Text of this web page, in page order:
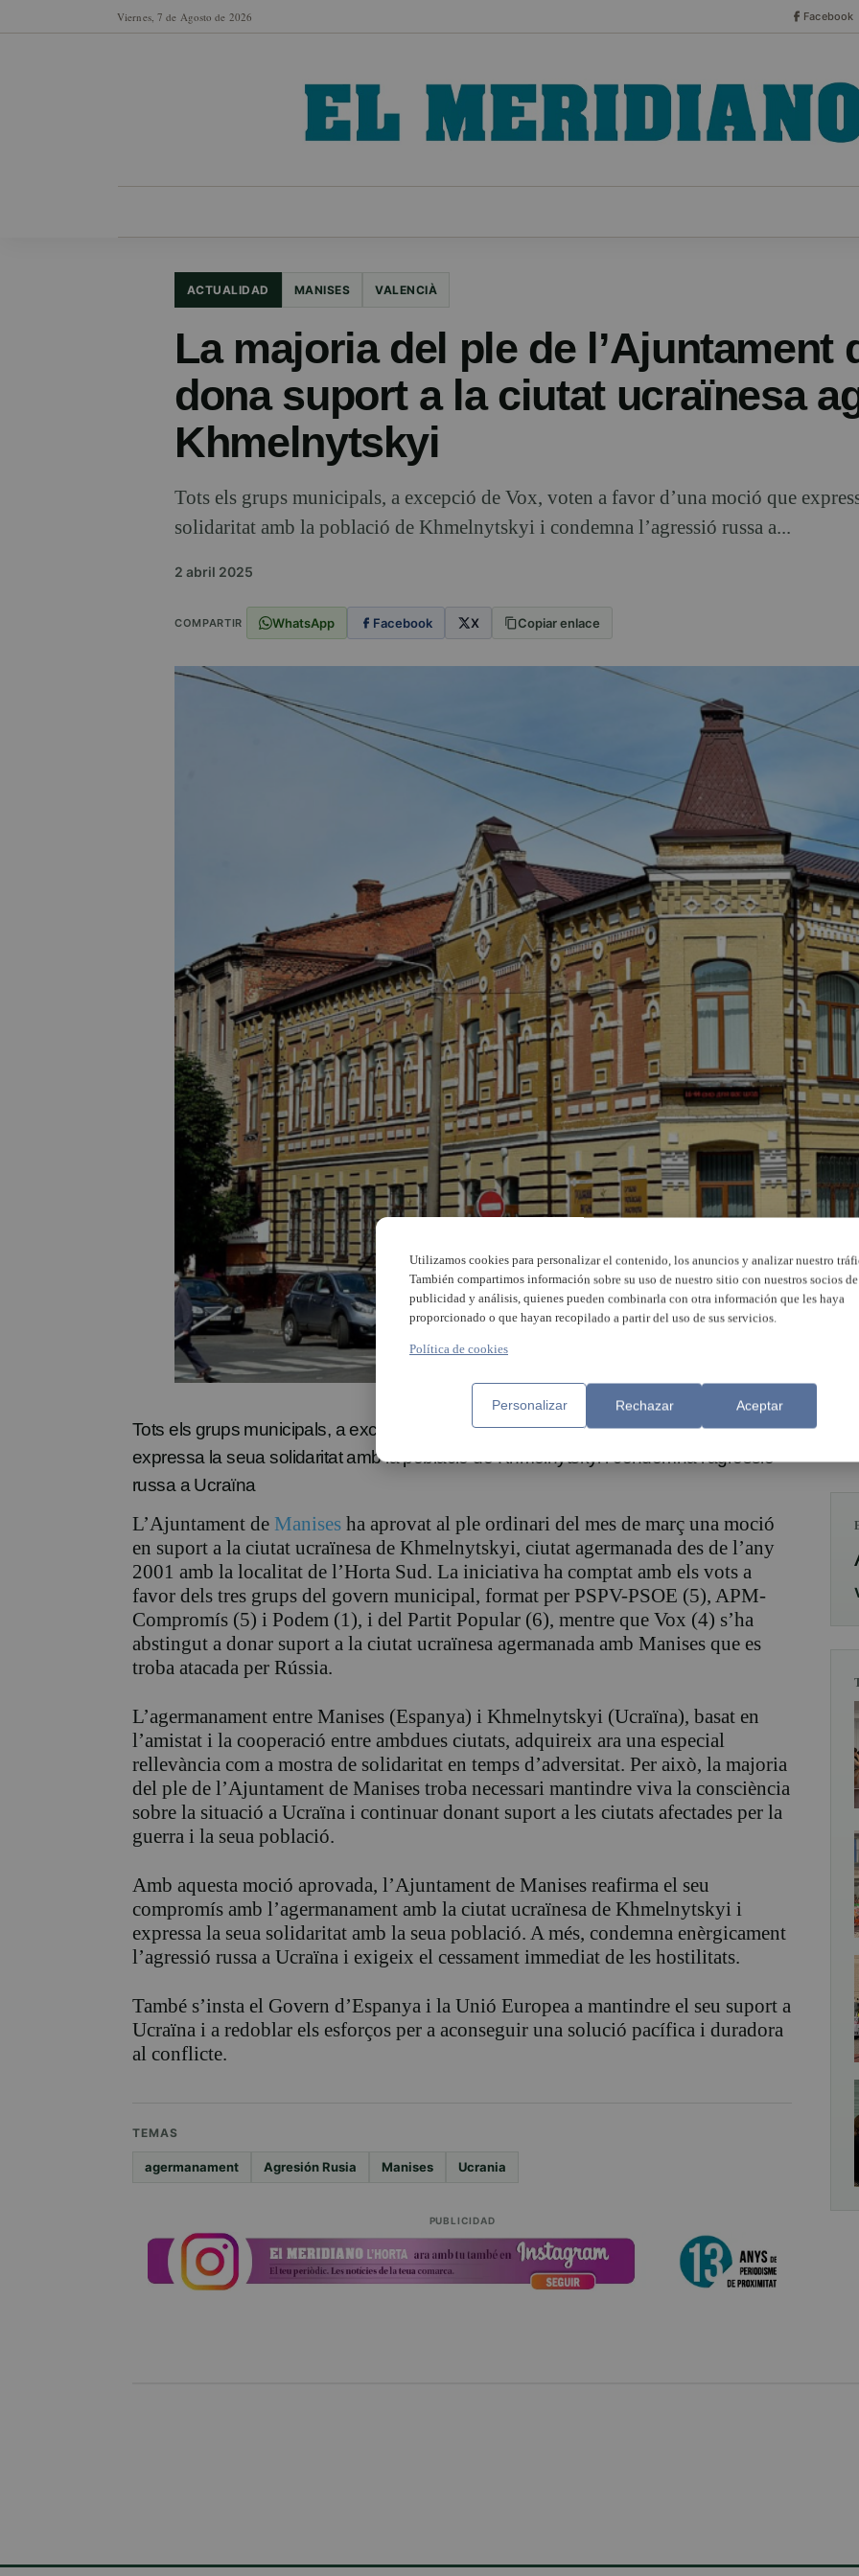
Viernes, 7 de Agosto de 2026 Facebook
ACTUALIDAD MANISES VALENCIÀ
La majoria del ple de l’Ajuntament
dona suport a la ciutat ucraïnesa
Khmelnytskyi
Tots els grups municipals, a excepció de Vox, voten a favor d’una moció que
solidaritat amb la població de Khmelnytskyi i condemna l’agressió russa a...
2 abril 2025
COMPARTIR WhatsApp Facebook X Copiar enlace
Tots els grups municipals, a excepció de Vox, voten a favor d’unamoció que
expressa la seua solidaritat amb la població deKhmelnytskyi i condemnal’agressió
russa a Ucraïna
L’Ajuntament de Manises ha aprovat al ple ordinari del mes de març una moció
en suport a la ciutat ucraïnesa de Khmelnytskyi, ciutat agermanada des de l’any
2001 amb la localitat de l’Horta Sud. La iniciativa ha comptat amb els vots a
favor dels tres grups del govern municipal, format per PSPV-PSOE (5), APM-
Compromís (5) i Podem (1), i del Partit Popular (6), mentre que Vox (4) s’ha
abstingut a donar suport a la ciutat ucraïnesa agermanada amb Manises que es
troba atacada per Rússia.
L’agermanament entre Manises (Espanya) i Khmelnytskyi (Ucraïna), basat en
l’amistat i la cooperació entre ambdues ciutats, adquireix ara una especial
rellevància com a mostra de solidaritat en temps d’adversitat. Per això, la majoria
del ple de l’Ajuntament de Manises troba necessari mantindre viva la consciència
sobre la situació a Ucraïna i continuar donant suport a les ciutats afectades per la
guerra i la seua població.
Amb aquesta moció aprovada, l’Ajuntament de Manises reafirma el seu
compromís amb l’agermanament amb la ciutat ucraïnesa de Khmelnytskyi i
expressa la seua solidaritat amb la seua població. A més, condemna enèrgicament
l’agressió russa a Ucraïna i exigeix el cessament immediat de les hostilitats.
També s’insta el Govern d’Espanya i la Unió Europea a mantindre el seu suport a
Ucraïna i a redoblar els esforços per a aconseguir una solució pacífica i duradora
al conflicte.
TEMAS
agermanament Agresión Rusia Manises Ucrania
PUBLICIDAD
Utilizamos cookies para personalizar el contenido, los anuncios y analizar nuestro
También compartimos información sobre su uso de nuestro sitio con nuestros socios de
publicidad y análisis, quienes pueden combinarla con otra información que les haya
proporcionado o que hayan recopilado a partir del uso de sus servicios.
Política de cookies
Personalizar Rechazar Aceptar